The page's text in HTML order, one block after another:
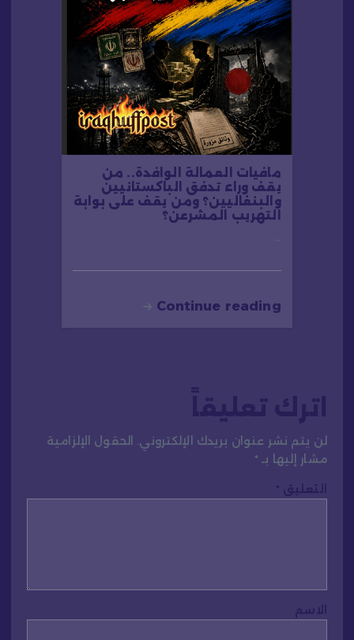
مافيات العمالة الوافدة.. من
يقف وراء تدفق الباكستانيين
والبنغاليين؟ ومن يقف على بوابة
التهريب المشرعن؟
Continue reading
لن يتم نشر عنوان بريدك الإلكتروني.
الحقول الإلزامية
مشار إليها بـ *